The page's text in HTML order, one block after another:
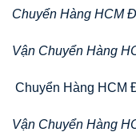
Chuyển Hàng HCM
Vận Chuyển Hàng
Chuyển Hàng HCM
Vận Chuyển Hàng